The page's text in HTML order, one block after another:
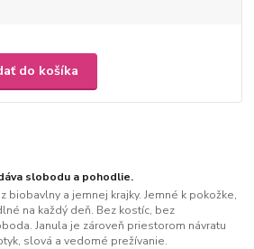
do košíka
slobodu a pohodlie.
biobavlny a jemnej krajky. Jemné k pokožke,
na každý deň. Bez kostíc, bez
Janula je zároveň priestorom návratu
slová a vedomé prežívanie.